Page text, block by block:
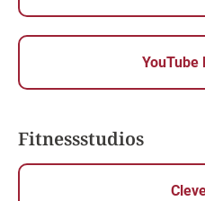
YouTube
Fitnessstudios